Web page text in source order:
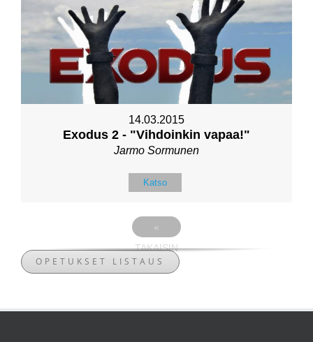
14.03.2015
Exodus 2 - "Vihdoinkin vapaa!"
Jarmo Sormunen
Katso
«
TAKAISIN
OPETUKSET LISTAUS